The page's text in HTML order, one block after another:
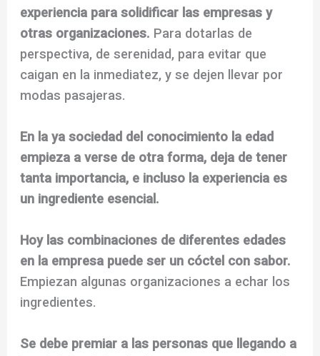
experiencia para solidificar las empresas y
otras organizaciones. Para dotarlas de
perspectiva, de serenidad, para evitar que
caigan en la inmediatez, y se dejen llevar por
modas pasajeras.
En la ya sociedad del conocimiento la edad
empieza a verse de otra forma, deja de tener
tanta importancia, e incluso la experiencia es
un ingrediente esencial.
Hoy las combinaciones de diferentes edades
en la empresa puede ser un cóctel con sabor.
Empiezan algunas organizaciones a echar los
ingredientes.
Se debe premiar a las personas que llegando a